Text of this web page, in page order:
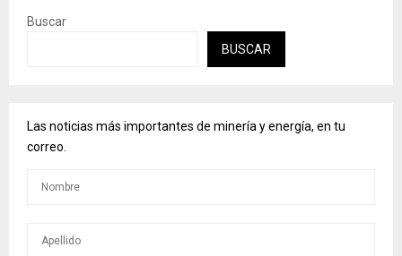
Buscar
BUSCAR
Las noticias más importantes de minería y energía, en tu
correo.